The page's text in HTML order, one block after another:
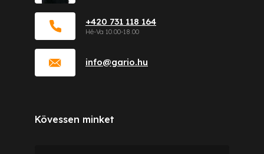
info@gario.hu
+420 731 118 164
Kövessen minket